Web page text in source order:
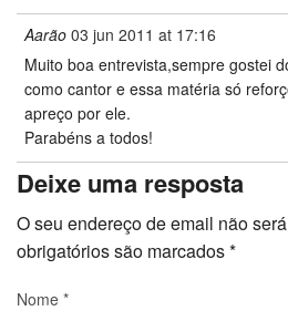
Aarão 03 jun 2011 at 17:16
Muito boa entrevista,sempre gostei
como cantor e essa matéria só
apreço por ele.
Parabéns a todos!
Deixe uma resposta
O seu endereço de email não
obrigatórios são marcados*
Nome *